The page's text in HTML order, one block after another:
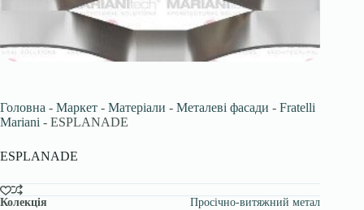
Головна - Маркет - Матеріали - Металеві фасади - Fratelli
Mariani - ESPLANADE
ESPLANADE
Колекція Просічно-витяжний метал